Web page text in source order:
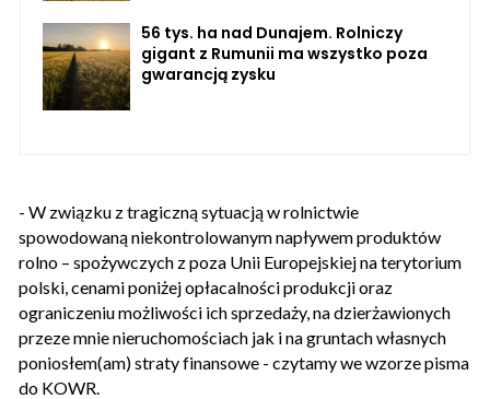
56 tys. ha nad Dunajem. Rolniczy
gigant z Rumunii ma wszystko poza
gwarancją zysku
- W związku z tragiczną sytuacją w rolnictwie
spowodowaną niekontrolowanym napływem produktów
rolno – spożywczych z poza Unii Europejskiej na terytorium
polski, cenami poniżej opłacalności produkcji oraz
ograniczeniu możliwości ich sprzedaży, na dzierżawionych
przeze mnie nieruchomościach jak i na gruntach własnych
poniosłem(am) straty finansowe - czytamy we wzorze pisma
do KOWR.